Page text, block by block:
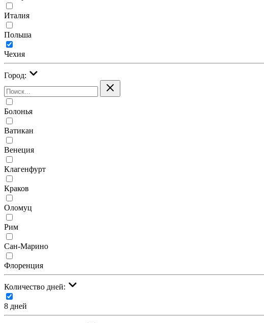
Италия
Польша
Чехия
Город:
Болонья
Ватикан
Венеция
Клагенфурт
Краков
Оломуц
Рим
Сан-Марино
Флоренция
Количество дней:
8 дней